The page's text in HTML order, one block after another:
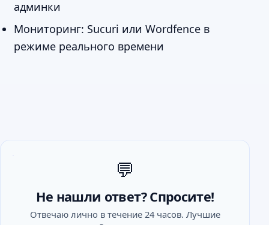
админки
Мониторинг: Sucuri или Wordfence в
режиме реального времени
💬
Не нашли ответ? Спросите!
Отвечаю лично в течение 24 часов. Лучшие